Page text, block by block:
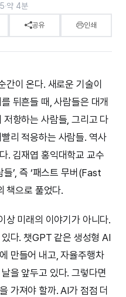
·약 4분
공유 인쇄
간이 온다. 새로운 기술이
뒤흔들 때, 사람들은 대개
항하는 사람들, 그리고 다
리 적응하는 사람들. 역사
. 김재엽 홍익대학교 교수
’, 즉 ‘패스트 무버(Fast
책으로 풀었다.
상 미래의 이야기가 아니다.
다. 챗GPT 같은 생성형 AI
만들어 내고, 자율주행차
을 앞두고 있다. 그렇다면
가져야 할까. AI가 점점 더